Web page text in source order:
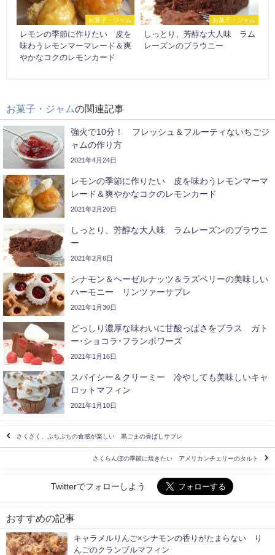
お菓子・ジャム
レモンの季節に作りたい 皮を
味わうレモンマーマレード＆爽
やかなコクのレモンカード
お菓子・ジャム
しっとり、芳醇な大人味 ラム
レーズンのブラウニー
お菓子・ジャムの関連記事
強火で10分！ フレッシュ＆フルーティないちごジ
ャムの作り方
2021年4月24日
レモンの季節に作りたい 皮を味わうレモンマーマ
レード＆爽やかなコクのレモンカード
2021年2月20日
しっとり、芳醇な大人味 ラムレーズンのブラウニ
ー
2021年2月6日
シナモン＆ヘーゼルナッツ＆ラズベリーの美味しい
ハーモニー リンツァーサブレ
2021年1月30日
どっしり濃厚な味わいに甘酸っぱさをプラス ガト
ー･ショコラ･フランボワーズ
2021年1月16日
スパイシー＆クリーミー 冷やしても美味しいキャ
ロットマフィン
2021年1月10日
さくさく、ぷちぷちの食感が楽しい 黒ごまの香ばしサブレ
さくらんぼの季節に焼きたい アメリカンチェリーのタルト
Twitterでフォローしよう
おすすめの記事
キャラメルりんご×シナモンの香りがたまらない り
んごのクランブルマフィン